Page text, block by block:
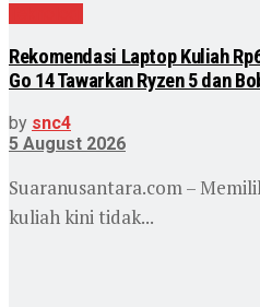
Rekomendasi Laptop Kuliah
Go 14 Tawarkan Ryzen 5 dan
by snc4
5 August 2026
Suaranusantara.com –
kuliah kini tidak...